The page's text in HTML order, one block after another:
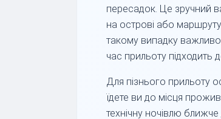
пересадок. Це зручний
на острові або
такому випадку важливо
час прильоту
Для пізнього прильоту
їдете ви до місця
технічну ночівлю